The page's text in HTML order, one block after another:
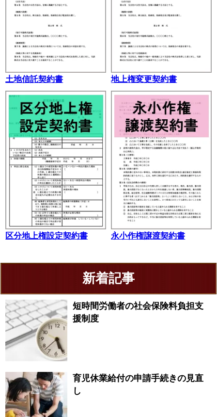
土地信託契約書 地上権変更契約書
区分地上権設定契約書 永小作権譲渡契約書
新着記事
短時間労働者の社会保険料負担支
援制度
育児休業給付の申請手続きの見直
し